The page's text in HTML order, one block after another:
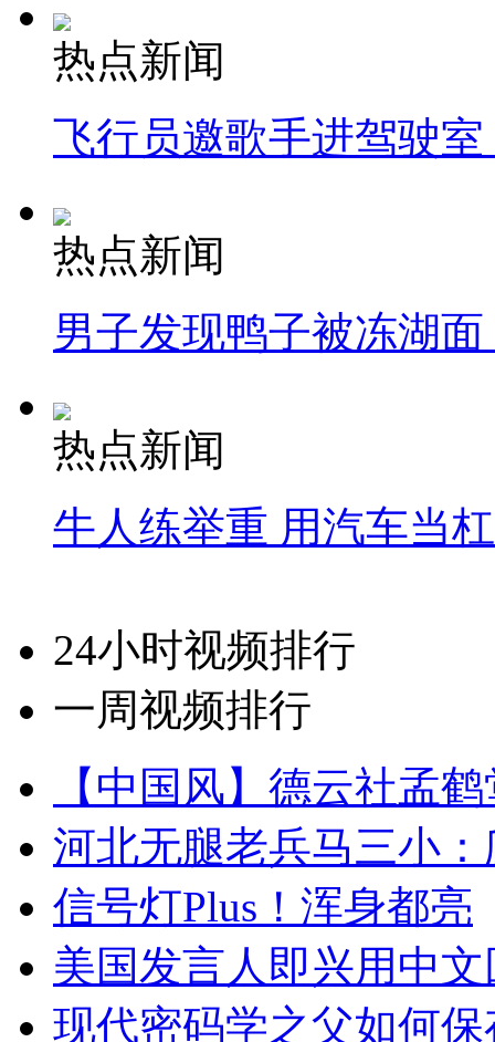
热点新闻
飞行员邀歌手进驾驶
热点新闻
男子发现鸭子被冻湖
热点新闻
牛人练举重 用汽车当
24小时视频排行
一周视频排行
【中国风】德云社孟
河北无腿老兵马三小
信号灯Plus！浑身都亮
美国发言人即兴用中
现代密码学之父如何